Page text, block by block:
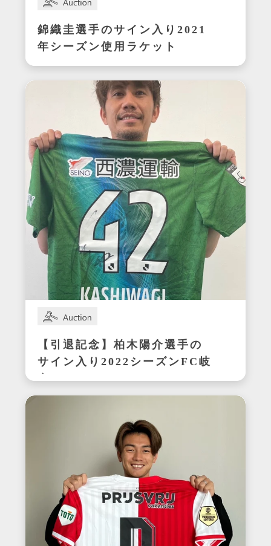
錦織圭選手のサイン入り2021
年シーズン使用ラケット
【引退記念】柏木陽介選手の
サイン入り2022シーズンFC岐
阜ユニフォーム